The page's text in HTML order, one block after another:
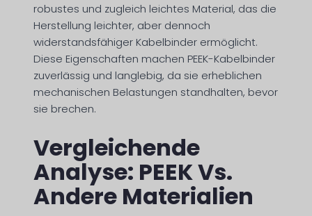
robustes und zugleich leichtes Material, das die
Herstellung leichter, aber dennoch
widerstandsfähiger Kabelbinder ermöglicht.
Diese Eigenschaften machen PEEK-Kabelbinder
zuverlässig und langlebig, da sie erheblichen
mechanischen Belastungen standhalten, bevor
sie brechen.
Vergleichende
Analyse: PEEK Vs.
Andere Materialien